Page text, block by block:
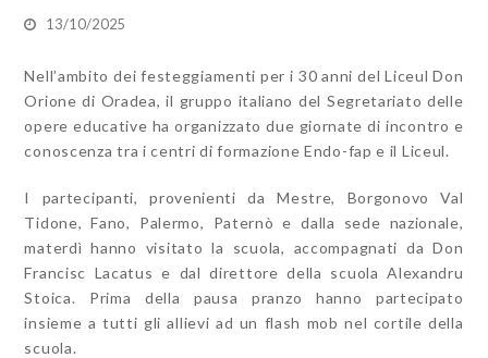
13/10/2025
Nell’ambito dei festeggiamenti per i 30 anni del Liceul Don
Orione di Oradea, il gruppo italiano del Segretariato delle
opere educative ha organizzato due giornate di incontro e
conoscenza tra i centri di formazione Endo-fap e il Liceul.
I partecipanti, provenienti da Mestre, Borgonovo Val
Tidone, Fano, Palermo, Paternò e dalla sede nazionale,
materdì hanno visitato la scuola, accompagnati da Don
Francisc Lacatus e dal direttore della scuola Alexandru
Stoica. Prima della pausa pranzo hanno partecipato
insieme a tutti gli allievi ad un flash mob nel cortile della
scuola.